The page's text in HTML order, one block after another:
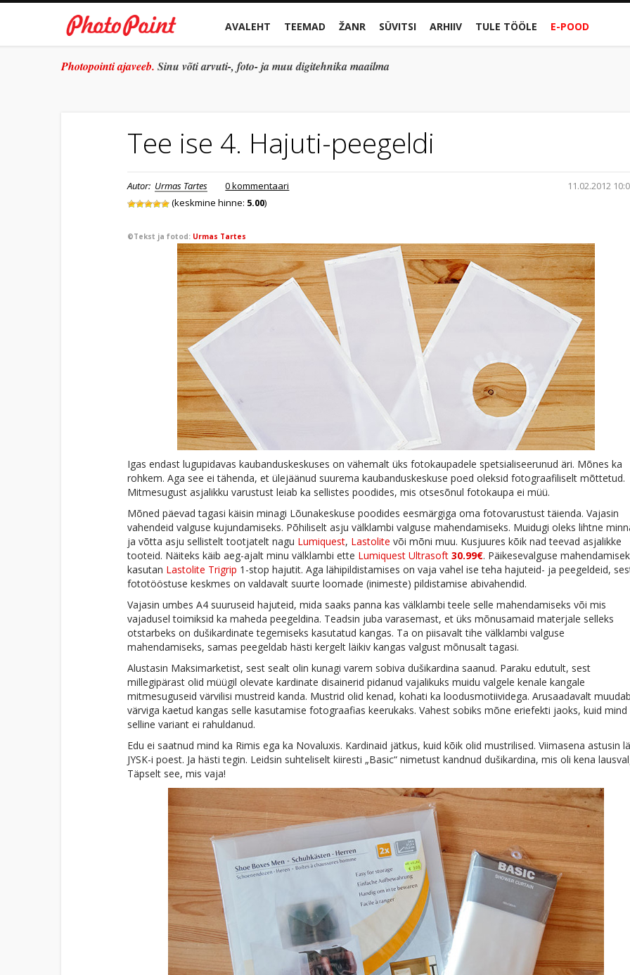
AVALEHT TEEMAD ŽANR SÜVITSI ARHIIV TULE TÖÖLE E-POOD
Photopointi ajaveeb. Sinu võti arvuti-, foto- ja muu digitehnika maailma
Tee ise 4. Hajuti-peegeldi
Autor: Urmas Tartes 11.02.2012
0 kommentaari
(keskmine hinne: 5.00)
©Tekst ja fotod: Urmas Tartes
Igas endast lugupidavas kaubanduskeskuses on vähemalt üks fotokaupadele spetsialiseerunud äri. Mõnes ka
rohkem. Aga see ei tähenda, et ülejäänud suurema kaubanduskeskuse poed oleksid fotograafiliselt mõttetud.
Mitmesugust asjalikku varustust leiab ka sellistes poodides, mis otsesõnul fotokaupa ei müü.
Mõned päevad tagasi käisin minagi Lõunakeskuse poodides eesmärgiga oma fotovarustust täienda. Vajasin
vahendeid valguse kujundamiseks. Põhiliselt asju välklambi valguse mahendamiseks. Muidugi oleks lihtne
ja võtta asju sellistelt tootjatelt nagu Lumiquest, Lastolite või mõni muu. Kusjuures kõik nad teevad asjalikke
tooteid. Näiteks käib aeg-ajalt minu välklambi ette Lumiquest Ultrasoft30.99€. Päikesevalguse
kasutan Lastolite Trigrip 1-stop hajutit. Aga lähipildistamises on vaja vahel ise teha hajuteid- ja peegeldeid,
fototööstuse keskmes on valdavalt suurte loomade (inimeste) pildistamise abivahendid.
Vajasin umbes A4 suuruseid hajuteid, mida saaks panna kas välklambi teele selle mahendamiseks või mis
vajadusel toimiksid ka maheda peegeldina. Teadsin juba varasemast, et üks mõnusamaid materjale selleks
otstarbeks on dušikardinate tegemiseks kasutatud kangas. Ta on piisavalt tihe välklambi valguse
mahendamiseks, samas peegeldab hästi kergelt läikiv kangas valgust mõnusalt tagasi.
Alustasin Maksimarketist, sest sealt olin kunagi varem sobiva dušikardina saanud. Paraku edutult, sest
millegipärast olid müügil olevate kardinate disainerid pidanud vajalikuks muidu valgele kenale kangale
mitmesuguseid värvilisi mustreid kanda. Mustrid olid kenad, kohati ka loodusmotiividega. Arusaadavalt muudab
värviga kaetud kangas selle kasutamise fotograafias keerukaks. Vahest sobiks mõne eriefekti jaoks, kuid mind
selline variant ei rahuldanud.
Edu ei saatnud mind ka Rimis ega ka Novaluxis. Kardinaid jätkus, kuid kõik olid mustrilised. Viimasena astusin
JYSK-i poest. Ja hästi tegin. Leidsin suhteliselt kiiresti „Basic“ nimetust kandnud dušikardina, mis oli kena
Täpselt see, mis vaja!